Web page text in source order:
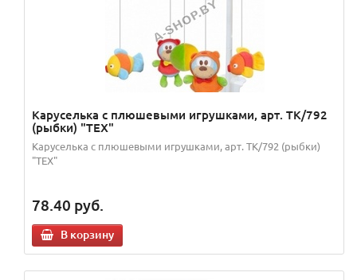
Каруселька с плюшевыми игрушками, арт. TK/792
(рыбки) "TEX"
Каруселька с плюшевыми игрушками, арт. TK/792 (рыбки)
"TEX"
78.40 руб.
В корзину